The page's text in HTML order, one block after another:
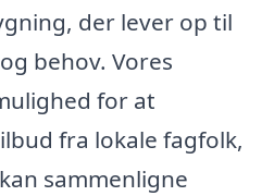
der lever op til
behov. Vores
for at
fra lokale fagfolk,
sammenligne